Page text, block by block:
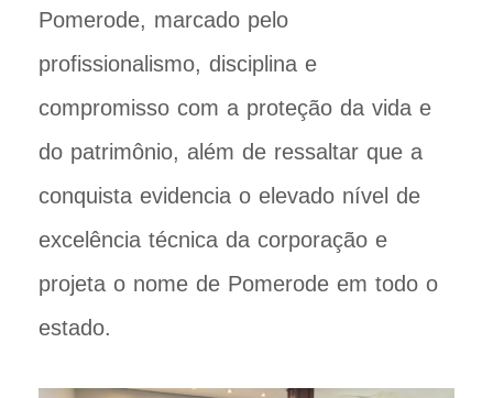
Pomerode, marcado pelo
profissionalismo, disciplina e
compromisso com a proteção da vida e
do patrimônio, além de ressaltar que a
conquista evidencia o elevado nível de
excelência técnica da corporação e
projeta o nome de Pomerode em todo o
estado.